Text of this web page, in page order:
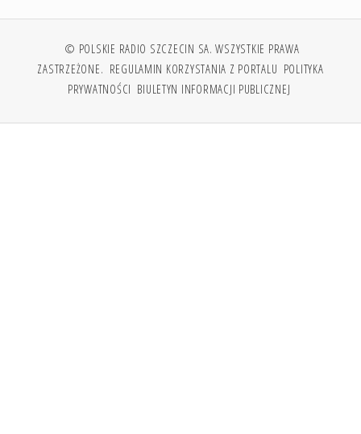
© POLSKIE RADIO SZCZECIN SA. WSZYSTKIE PRAWA
ZASTRZEŻONE. REGULAMIN KORZYSTANIA Z PORTALU POLITYKA
PRYWATNOŚCI BIULETYN INFORMACJI PUBLICZNEJ